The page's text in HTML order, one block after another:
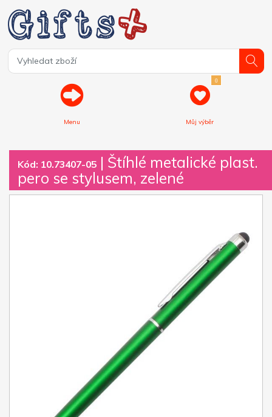
Menu
0
Můj výběr
Kód: 10.73407-05 | Štíhlé metalické plast.
pero se stylusem, zelené